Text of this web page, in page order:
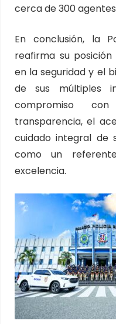
cerca de 300
En conclusión, la
reafirma su
en la seguridad y el
de sus múltiples
compromiso
transparencia, el
cuidado integral de
como un
excelencia.